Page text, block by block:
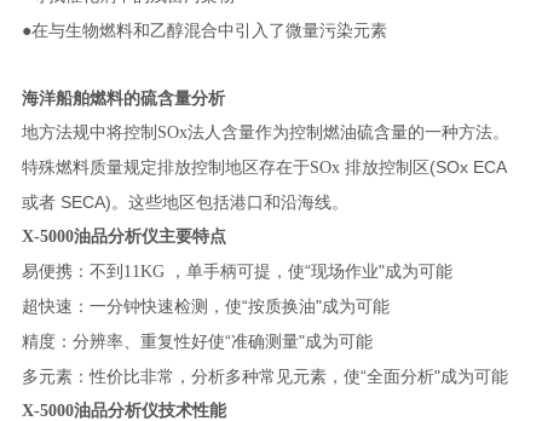
●在与生物燃料和乙醇混合中引入了微量污染元素
海洋船舶燃料的硫含量分析
地方法规中将控制 SOx法人含量作为控制燃油硫含量的一种方法。
特殊燃料质量规定排放控制地区存在于SOx 排放控制区(SOx ECA
或者SECA) 。 这些地区包括港口和沿海线。
X-5000油品分析仪主要特点
易便携：不到 11KG ，单手柄可提， 使“现场作业"成为可能
超快速：一分钟快速检测 ， 使“按质换油"成为可能
精度：分辨率、重复性好使“准确测量"成为可能
多元素：性价比非常，分析多种常见元素，使“全面分析"成为可能
X-5000油品分析仪技术性能